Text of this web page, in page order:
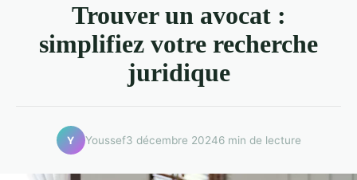
Trouver un avocat :
simplifiez votre recherche
juridique
Y Youssef3 décembre 20246 min de lecture